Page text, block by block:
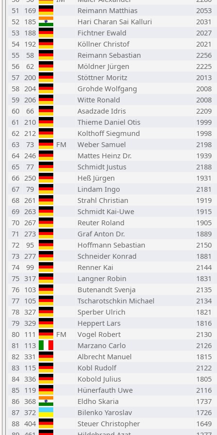
51
169 Reimann Matthias
2053
52 185 Hari Charan Sai Kalluri
2031
53 188 Fichtner Ewald
2027
54 192 Köllner Christof
2021
55
58 Reimann Sebastian
2256
56
62 Möldner Jürgen
2225
57 200 Stöttner Moritz
2013
58 204 Grohde Wolfgang
2008
59 206 Witte Ronald
2008
60
66 Asadzade Idris
2209
61 210 Thieme Daniel Otis
1999
62 212 Kolthoff Siegmund
1998
63
73 FM Weber Samuel
2198
64 246 Mattes Heinz Dr.
1939
65
77 Schmidt Justus
2188
66 250 Heß Jürgen
1931
67
79 Lindam Ingo
2181
68 261 Strahl Christian
1919
69 263 Schmidt Kai-Uwe
1915
70 267 Reuter Roland
1905
71 273 Graf Anton Dr.
1889
72
95 Hoffmann Sebastian
2150
73 277 Schneider Konrad
1881
74
99 Renner Kai
2144
75 317 Langner Robin
1831
76 103 Butenandt Svenja
2135
77 105 Tscharotschkin Michael
2134
78 327 Sperber Ulrich
1821
79 329 Heppert Lars
1816
80 111 FM Vogel Robert
2130
81
113 Marzano Carlo
2126
82 331 Albrecht Manuel
1815
83 115 Kobl Rudolf
2122
84 336 Kobold Julius
1805
85 119 Hünerfauth Uwe
2116
86 368 Eldho Skaria
1737
87 372 Bilenko Yaroslav
1726
88 404 Steuer Christopher
1649